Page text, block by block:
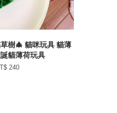
樹🎄 貓咪玩具 貓薄
貓薄荷玩具
240